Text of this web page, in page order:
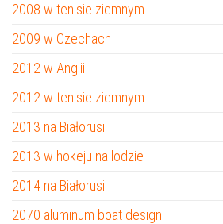
2008 w tenisie ziemnym
2009 w Czechach
2012 w Anglii
2012 w tenisie ziemnym
2013 na Białorusi
2013 w hokeju na lodzie
2014 na Białorusi
2070 aluminum boat design